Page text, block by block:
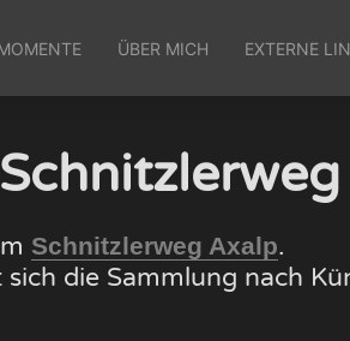
ÜBER MICH EXTERNE
Schnitzlerweg Axalp.
die Sammlung nach